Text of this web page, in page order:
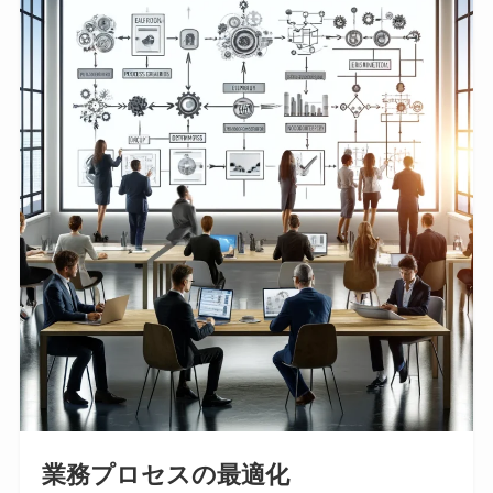
業務プロセスの最適化